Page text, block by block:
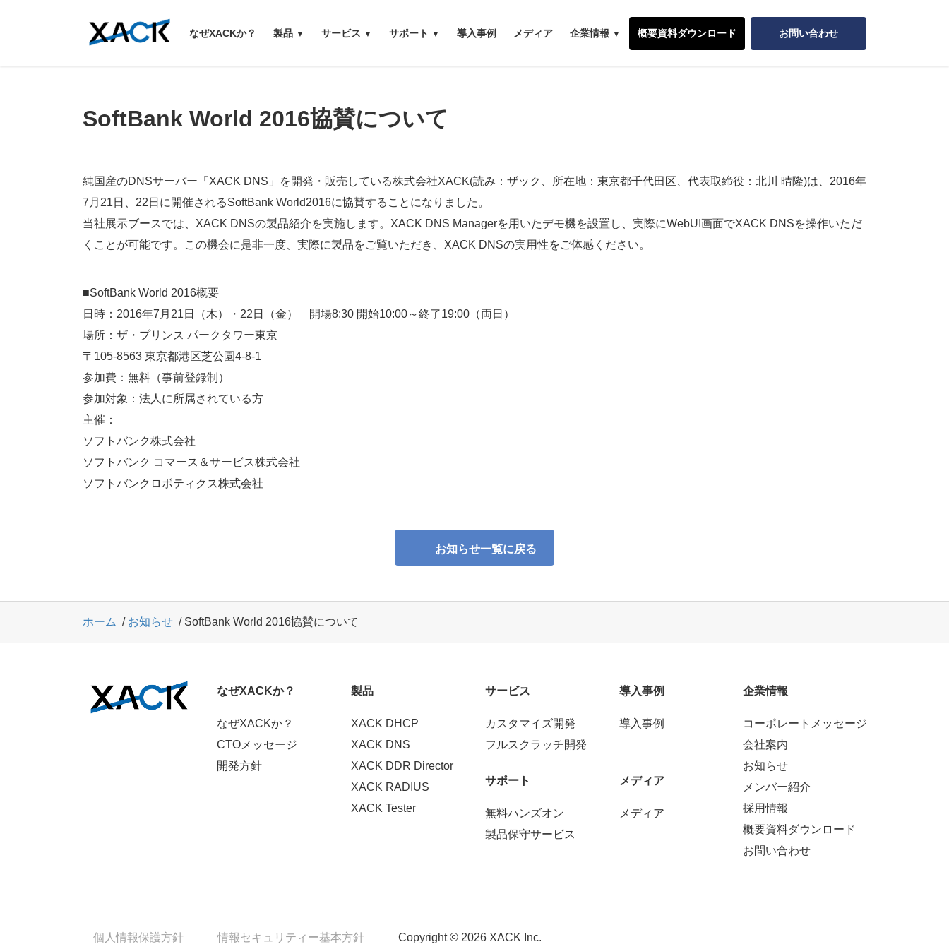
なぜXACKか？ 製品 サービス サポート 導入事例 メディア 企業情報 概要資料ダウンロード お問い合わせ
SoftBank World 2016協賛について
純国産のDNSサーバー「XACK DNS」を開発・販売している株式会社XACK(読み：ザック、所在地：東京都千代田区、代表取締役：北川 晴隆)は、2016年
7月21日、22日に開催されるSoftBank World2016に協賛することになりました。
当社展示ブースでは、XACK DNSの製品紹介を実施します。XACK DNS Managerを用いたデモ機を設置し、実際にWebUI画面でXACK DNSを操作いただ
くことが可能です。この機会に是非一度、実際に製品をご覧いただき、XACK DNSの実用性をご体感ください。
■SoftBank World 2016概要
日時：2016年7月21日（木）・22日（金） 開場8:30 開始10:00～終了19:00（両日）
場所：ザ・プリンス パークタワー東京
〒105-8563 東京都港区芝公園4-8-1
参加費：無料（事前登録制）
参加対象：法人に所属されている方
主催：
ソフトバンク株式会社
ソフトバンク コマース＆サービス株式会社
ソフトバンクロボティクス株式会社
お知らせ一覧に戻る
ホーム お知らせ SoftBank World 2016協賛について
なぜXACKか？
なぜXACKか？
CTOメッセージ
開発方針
製品
XACK DHCP
XACK DNS
XACK DDR Director
XACK RADIUS
XACK Tester
サービス
カスタマイズ開発
フルスクラッチ開発
サポート
無料ハンズオン
製品保守サービス
導入事例
導入事例
メディア
メディア
企業情報
コーポレートメッセージ
会社案内
お知らせ
メンバー紹介
採用情報
概要資料ダウンロード
お問い合わせ
個人情報保護方針 情報セキュリティー基本方針 Copyright © 2026 XACK Inc.